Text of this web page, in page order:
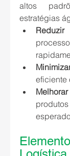
altos
estratégias
eficiente